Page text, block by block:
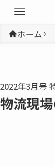
ホーム
2022年3月号
物流現